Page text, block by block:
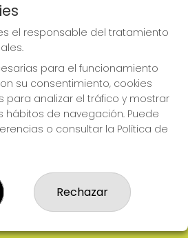
es el responsable del tratamiento
para el funcionamiento
su consentimiento, cookies
para analizar el tráfico y mostrar
hábitos de navegación. Puede
o consultar la Política de
Rechazar